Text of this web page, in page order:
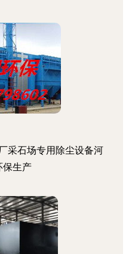
采石场专用除尘设备河
保生产